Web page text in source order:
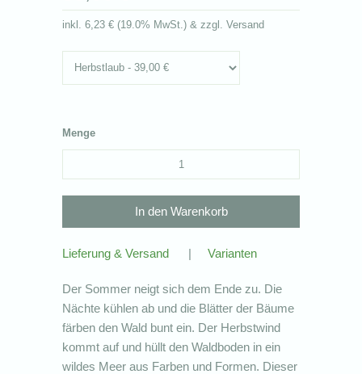
inkl.6,23 € (19.0% MwSt.) & zzgl. Versand
Menge
Lieferung & Versand | Varianten
Der Sommer neigt sich dem Ende zu. Die
Nächte kühlen ab und die Blätter der Bäume
färben den Wald bunt ein. Der Herbstwind
kommt auf und hüllt den Waldboden in ein
wildes Meer aus Farben und Formen. Dieser